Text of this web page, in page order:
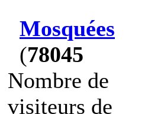
Mosquées
(78045
Nombre de
visiteurs de